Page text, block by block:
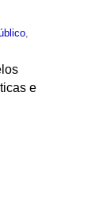
,
e